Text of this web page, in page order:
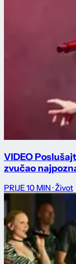
VIDEO
zvučao
PRIJE 10 MIN · Život